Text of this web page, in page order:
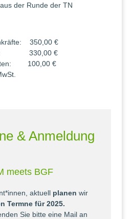
der Runde der TN
350,00 €
330,00 €
100,00 €
& Anmeldung
meets BGF
aktuell planen wir
Termne für 2025.
Sie bitte eine Mail an